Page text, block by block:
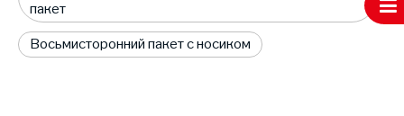
пакет
Восьмисторонний пакет с носиком